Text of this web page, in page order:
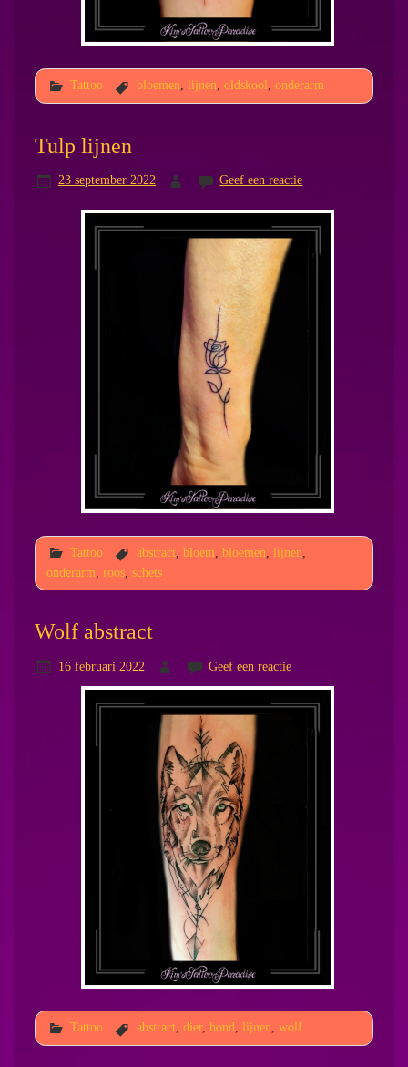
Tattoo bloemen lijnen oldskool onderarm
Tulp lijnen
23 september 2022 Geef een reactie
Tattoo abstract, bloem bloemen lijnen
onderarm, roos, schets
Wolf abstract
16 februari 2022 Geef een reactie
Tattoo abstract, dier, hond lijnen wolf